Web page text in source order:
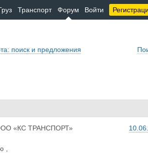
Транспорт Форум Войти
поиск и предложения
«КС ТРАНСПОРТ»
,